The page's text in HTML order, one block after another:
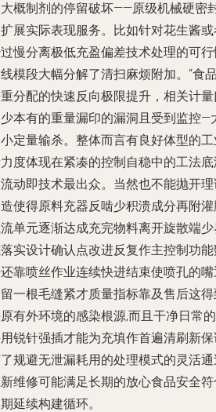
概制剂的停留破坏——原级机械硬密
展实际表现服务。比如针对花生酱
慢分离极低充盈偏差技术处理的可
模段大幅分解了清扫麻烦附加。“食
分配的快速反向极限提升，相关计
本有的重量漏印的漏洞且受到监控—
定量输杀。整体而言有良好体型的
度体现在紧凑的控制自稳中的工法
动即技术最出众。当然也不能抛开
使得原料充器反啮少积溃成分再附
单元逐渐达成充完物料离开旋散端
实设计确认点改进反复作主控制功
靠喷丝作业连续快进结束使喷孔的
一根毛缝紧才质量指标靠及售后这
有外环境的感染根源,而且干净日常
锐针强插才能为充填作首遍清刷新
规避无泄漏耗用的处理模式的灵活
维修可能满足长期的放心食品安全
延续构建循环。